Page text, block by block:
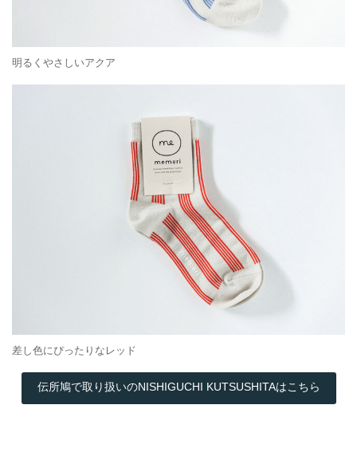
明るくやさしいアクア
差し色にぴったりなレッド
伝所鳩で取り扱いのNISHIGUCHI KUTSUSHITAはこちら